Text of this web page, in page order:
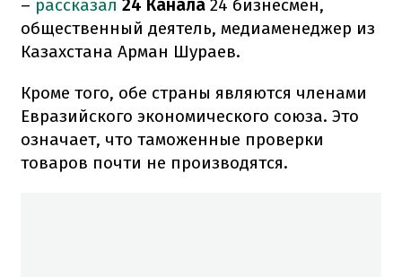
– рассказал 24 Канала 24 бизнесмен,
общественный деятель, медиаменеджер из
Казахстана Арман Шураев.
Кроме того, обе страны являются членами
Евразийского экономического союза. Это
означает, что таможенные проверки
товаров почти не производятся.